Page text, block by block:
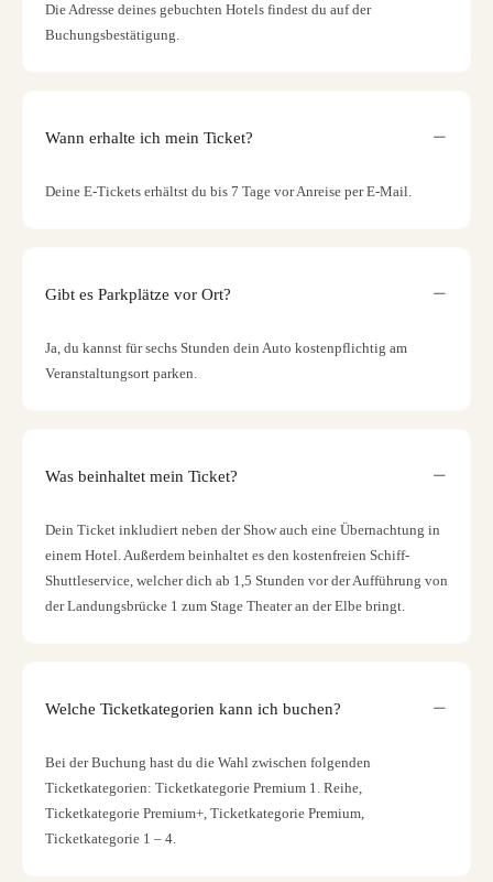
Die Adresse deines gebuchten Hotels findest du auf der
Buchungsbestätigung.
Wann erhalte ich mein Ticket?
Deine E-Tickets erhältst du bis 7 Tage vor Anreise per E-Mail.
Gibt es Parkplätze vor Ort?
Ja, du kannst für sechs Stunden dein Auto kostenpflichtig am
Veranstaltungsort parken.
Was beinhaltet mein Ticket?
Dein Ticket inkludiert neben der Show auch eine Übernachtung in
einem Hotel. Außerdem beinhaltet es den kostenfreien Schiff-
Shuttleservice, welcher dich ab 1,5 Stunden vor der Aufführung von
der Landungsbrücke 1 zum Stage Theater an der Elbe bringt.
Welche Ticketkategorien kann ich buchen?
Bei der Buchung hast du die Wahl zwischen folgenden
Ticketkategorien: Ticketkategorie Premium 1. Reihe,
Ticketkategorie Premium+, Ticketkategorie Premium,
Ticketkategorie 1 – 4.